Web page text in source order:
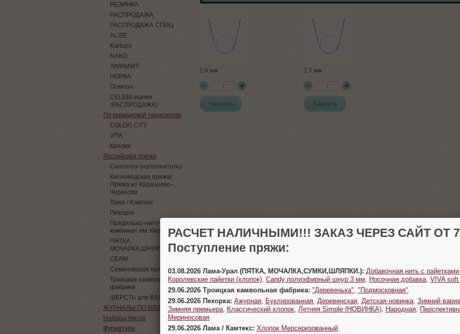
2.0 мм
Заказать
2.5 мм
Заказать
PЕЗИНКА
РАСПРОДАЖА
РАСПРОДАЖА СПИЦ
ALIZE
Kartopu
NAKO
YARNART
НОРКА
Помпон
СELEBI etamin
(РАСПРОДАЖА)
По германской технологии
COLOR CITY
VITA
Кролик
Российская пряжа
Синтепух (наполнитель)
Кисловодская пряжа/
Пряжа из Карачаево-
Черкесии
Лама / Камтекс
Пехорка
Прядильно-ниточный
комбинат им. Кирова
ПЯТКА,
МОЧАЛКА,ШНУР,ПАЙЕТКИ
СЕАМ
Семеновская пряжа
Троицкая камвольная
фабрика
ШЕРСТЬ для ВАЛЯНИЯ
ЖУРНАЛЫ ПО ВЯЗАНИЮ
Наборы Ниток
Фурнитура
РАСЧЕТ НАЛИЧНЫМИ!!! ЗАКАЗ ЧЕРЕЗ САЙТ ОТ
Поступление пряжи:
03.08.2026 Лама-Урал (ПЯТКА, МОЧАЛКА,СУМКИ,ШЛЯПКИ.): Добавочная нить с
Королевские пайетки (хлопок) Candy полиэфирный шнур 3 мм Носочная добавка VIVA
29.06.2026 Троицкая камвольная фабрика: "Деревенька" "Подмосковная"
29.06.2026 Пехорка: Ажурная Буклированная Деревенская Детская новинка Зимний
Зимняя премьера
Классический хлопок Летняя Simple (НОВИНКА) Народная
Мериносовая
29.06.2026 Лама / Камтекс: Хлопок Мерсеризованный